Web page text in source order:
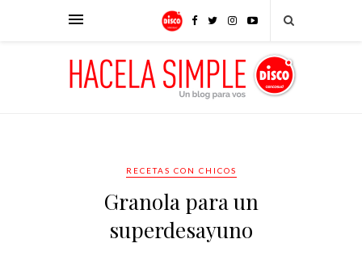
RECETAS CON CHICOS
Granola para un
superdesayuno